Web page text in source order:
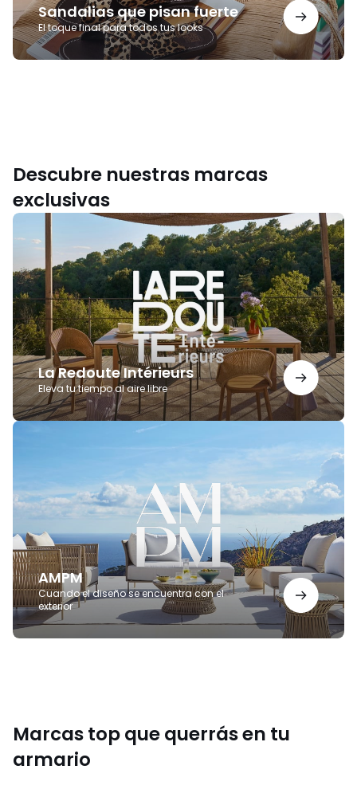
Sandalias que pisan fuerte
El toque final para todos tus looks
Descubre nuestras marcas
exclusivas
La Redoute Intérieurs
Eleva tu tiempo al aire libre
La
Redoute
AMPM
Cuando el diseño se encuentra con el
exterior
AMPM
Marcas top que querrás en tu
armario